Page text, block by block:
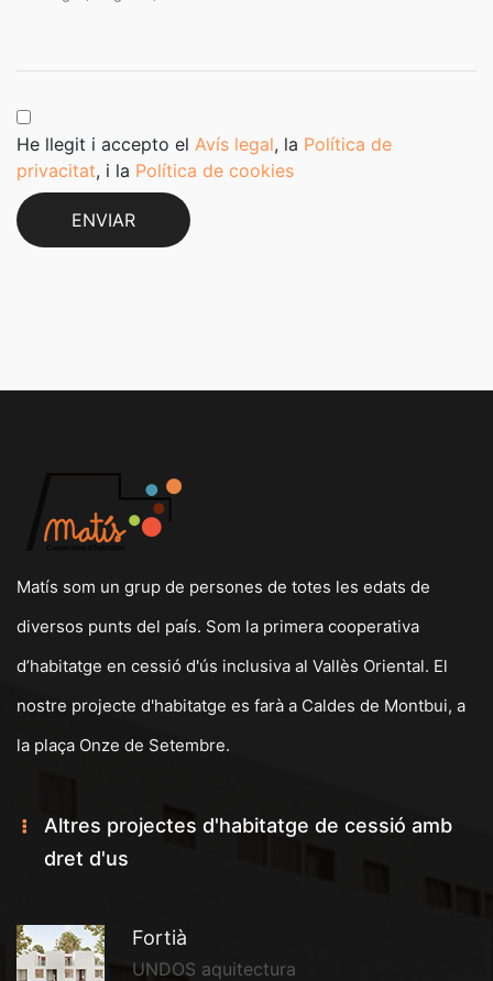
He llegit i accepto el Avís legal, la Política de
privacitat, i la Política de cookies
ENVIAR
Matís som un grup de persones de totes les edats de
diversos punts del país. Som la primera cooperativa
d’habitatge en cessió d'ús inclusiva al Vallès Oriental. El
nostre projecte d'habitatge es farà a Caldes de Montbui, a
la plaça Onze de Setembre.
Altres projectes d'habitatge de cessió amb
dret d'us
Fortià
UNDOS aquitectura